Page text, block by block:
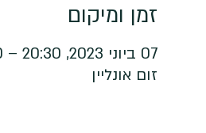
זמן ומיקום
07 ביוני 2023, 20:30 – 21:30
זום אונליין